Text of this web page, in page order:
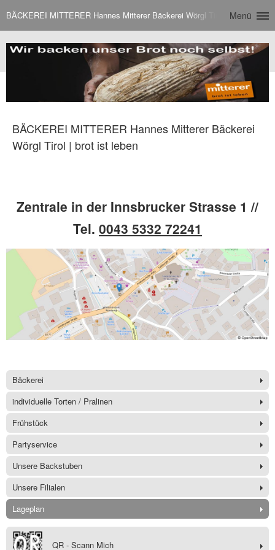
BÄCKEREI MITTERER Hannes Mitterer Bäckerei Wörgl Tirol | brot ist
Menü
BÄCKEREI MITTERER Hannes Mitterer Bäckerei
Wörgl Tirol | brot ist leben
Zentrale in der Innsbrucker Strasse 1 //
Tel. 0043 5332 72241
Bäckerei
individuelle Torten / Pralinen
Frühstück
Partyservice
Unsere Backstuben
Unsere Filialen
Lageplan
QR - Scann Mich